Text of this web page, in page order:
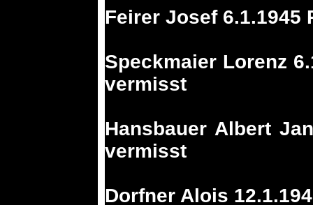
Feirer Josef 6.1.1945
Speckmaier Lorenz
vermisst
Hansbauer Albert
vermisst
Dorfner Alois